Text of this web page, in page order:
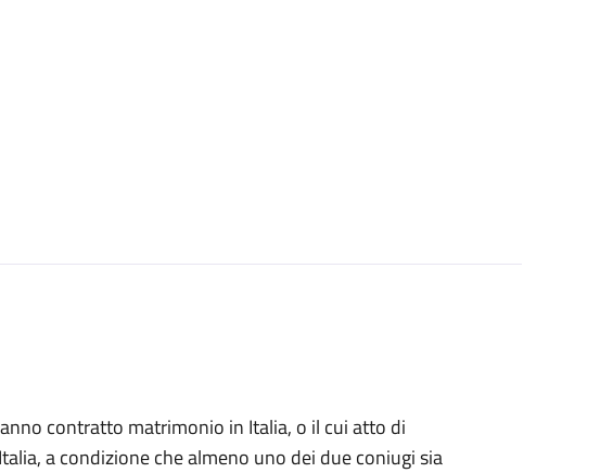
contratto matrimonio in Italia, o il cui atto di
a condizione che almeno uno dei due coniugi sia